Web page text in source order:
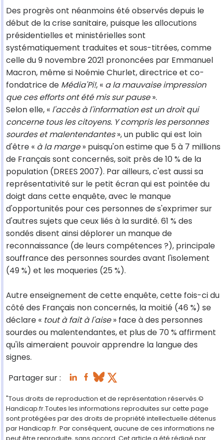
Des progrès ont néanmoins été observés depuis le
début de la crise sanitaire, puisque les allocutions
présidentielles et ministérielles sont
systématiquement traduites et sous-titrées, comme
celle du 9 novembre 2021 prononcées par Emmanuel
Macron, même si Noémie Churlet, directrice et co-
fondatrice de Média'Pi!, « a la mauvaise impression
que ces efforts ont été mis sur pause».
Selon elle, « l'accès à l'information est un droit qui
concerne tous les citoyens. Y compris les personnes
sourdes et malentendantes», un public qui est loin
d'être « à la marge» puisqu'on estime que 5 à 7 millions
de Français sont concernés, soit près de 10 % de la
population (DREES 2007). Par ailleurs, c'est aussi sa
représentativité sur le petit écran qui est pointée du
doigt dans cette enquête, avec le manque
d'opportunités pour ces personnes de s'exprimer sur
d'autres sujets que ceux liés à la surdité. 61 % des
sondés disent ainsi déplorer un manque de
reconnaissance (de leurs compétences ?), principale
souffrance des personnes sourdes avant l'isolement
(49 %) et les moqueries (25 %).
Autre enseignement de cette enquête, cette fois-ci du
côté des Français non concernés, la moitié (46 %) se
déclare « tout à fait à l'aise» face à des personnes
sourdes ou malentendantes, et plus de 70 % affirment
qu'ils aimeraient pouvoir apprendre la langue des
signes.
Partager sur :
"Tous droits de reproduction et de représentation réservés.©
Handicap.fr.Toutes les informations reproduites sur cette page
sont protégées par des droits de propriété intellectuelle détenus
par Handicap.fr. Par conséquent, aucune de ces informations ne